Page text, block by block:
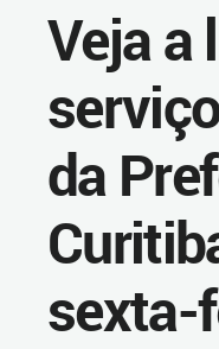
Veja a
da
sexta-